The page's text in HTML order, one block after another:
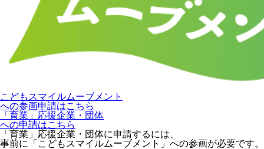
こどもスマイルムーブメント
への参画申請はこちら
「育業」応援企業・団体
への申請はこちら
「育業」応援企業・団体に申請するには、
事前に「こどもスマイルムーブメント」への参画が必要です。